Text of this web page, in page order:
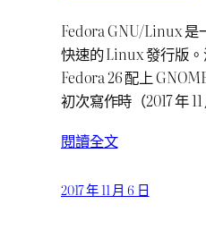
Fedora GNU/Linux 是
快速的 Linux 發行版
Fedora 26 配上
初次寫作時（2017 年 11
閱讀全文
2017 年 11 月 6 日